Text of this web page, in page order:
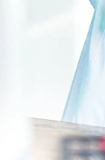
SEARCH